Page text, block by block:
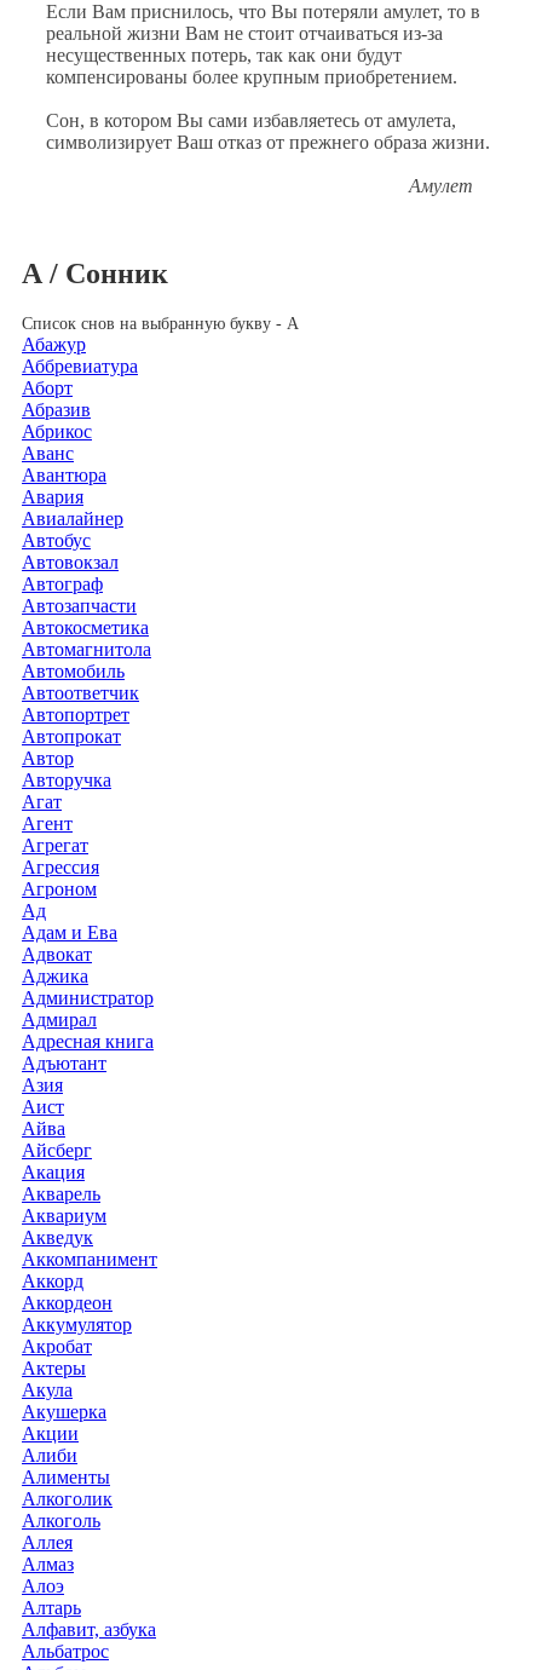
Если Вам приснилось, что Вы потеряли амулет, то в
реальной жизни Вам не стоит отчаиваться из-за
несущественных потерь, так как они будут
компенсированы более крупным приобретением.
Сон, в котором Вы сами избавляетесь от амулета,
символизирует Ваш отказ от прежнего образа жизни.
Амулет
А / Сонник
Список снов на выбранную букву - А
Абажур
Аббревиатура
Аборт
Абразив
Абрикос
Аванс
Авантюра
Авария
Авиалайнер
Автобус
Автовокзал
Автограф
Автозапчасти
Автокосметика
Автомагнитола
Автомобиль
Автоответчик
Автопортрет
Автопрокат
Автор
Авторучка
Агат
Агент
Агрегат
Агрессия
Агроном
Ад
Адам и Ева
Адвокат
Аджика
Администратор
Адмирал
Адресная книга
Адъютант
Азия
Аист
Айва
Айсберг
Акация
Акварель
Аквариум
Акведук
Аккомпанимент
Аккорд
Аккордеон
Аккумулятор
Акробат
Актеры
Акула
Акушерка
Акции
Алиби
Алименты
Алкоголик
Алкоголь
Аллея
Алмаз
Алоэ
Алтарь
Алфавит, азбука
Альбатрос